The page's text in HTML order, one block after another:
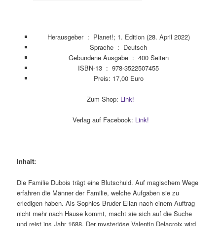
Herausgeber ‏ : ‎ Planet!; 1. Edition (28. April 2022)
Sprache ‏ : ‎ Deutsch
Gebundene Ausgabe ‏ : ‎ 400 Seiten
ISBN-13 ‏ : ‎978-3522507455
Preis: 17,00 Euro
Zum Shop: Link!
Verlag auf Facebook: Link!
Inhalt:
Die Familie Dubois trägt eine Blutschuld. Auf magischem Wege
erfahren die Männer der Familie, welche Aufgaben sie zu
erledigen haben. Als Sophies Bruder Elian nach einem Auftrag
nicht mehr nach Hause kommt, macht sie sich auf die Suche
und reist ins Jahr 1688. Der mysteriöse Valentin Delacroix wird